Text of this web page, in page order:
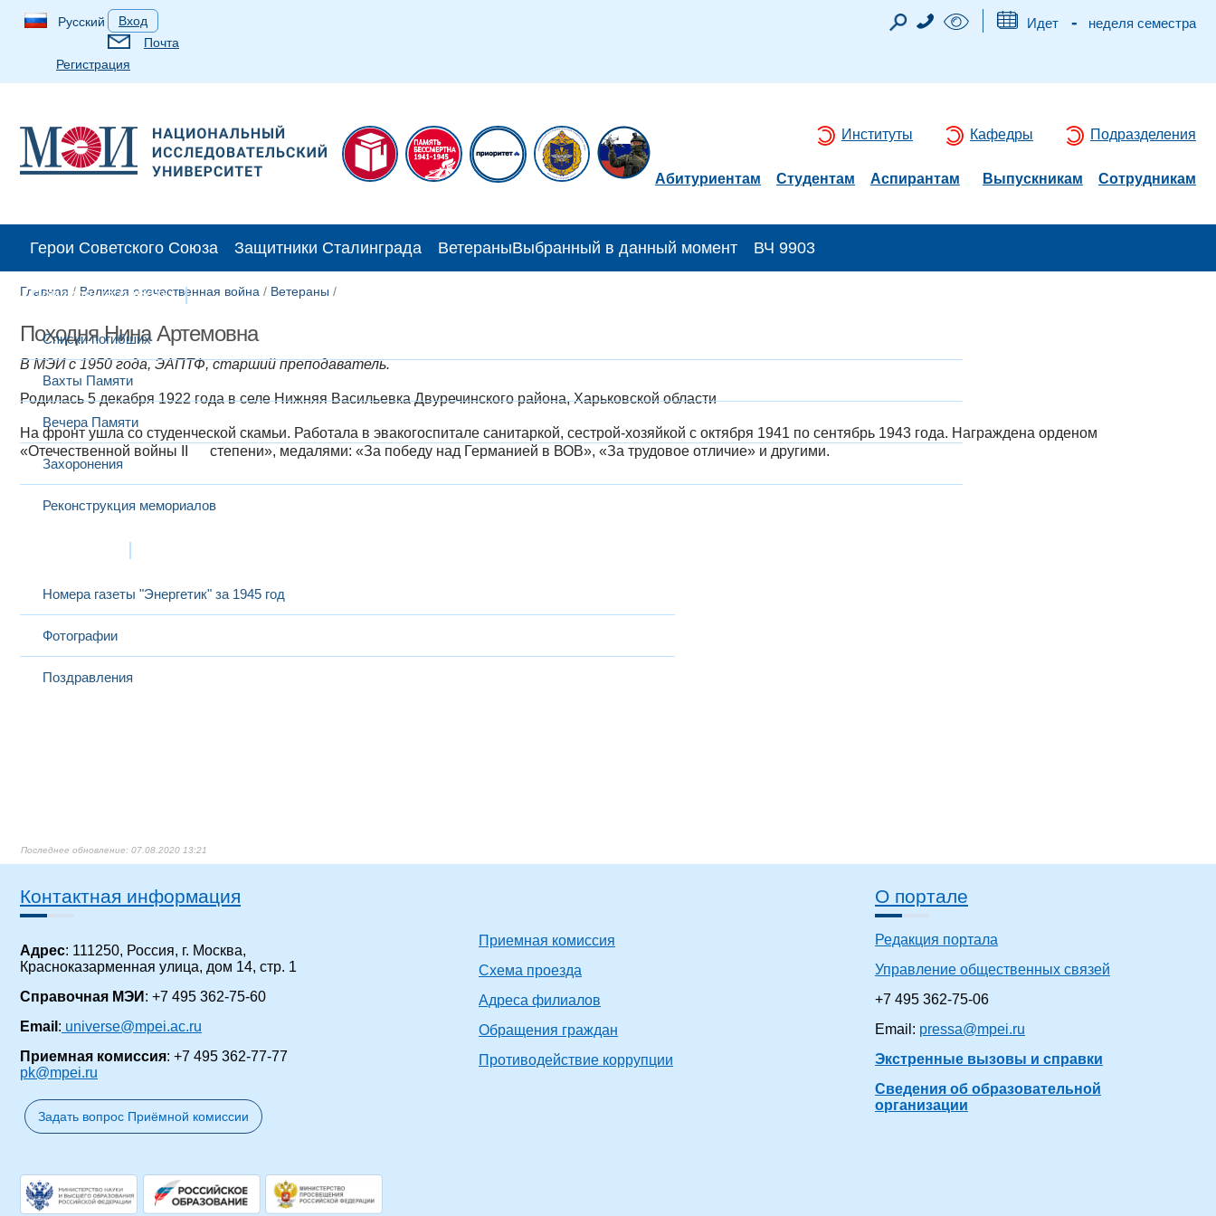
Русский
Вход
Почта
Регистрация
Идет - неделя семестра
Институты Кафедры Подразделения
Абитуриентам Студентам Аспирантам Выпускникам Сотрудникам
Герои Советского Союза Защитники Сталинграда ВетераныВыбранный в данный момент ВЧ 9903
Поисковые работы
Списки погибших
Вахты Памяти
Вечера Памяти
Захоронения
Реконструкция мемориалов
Номера газеты "Энергетик" за 1945 год
Фотографии
Поздравления
Главная / Великая отечественная война / Ветераны /
Походня Нина Артемовна
В МЭИ с 1950 года, ЭАПТФ, старший преподаватель.
Родилась 5 декабря 1922 года в селе Нижняя Васильевка Двуречинского района, Харьковской области
На фронт ушла со студенческой скамьи. Работала в эвакогоспитале санитаркой, сестрой-хозяйкой с октября 1941 по сентябрь 1943 года. Награждена орденом
«Отечественной войны II степени», медалями: «За победу над Германией в ВОВ», «За трудовое отличие» и другими.
07.08.2020 13:21
Контактная информация
Адрес: 111250, Россия, г. Москва,
Красноказарменная улица, дом 14, стр. 1
Справочная МЭИ : +7 495 362-75-60
Email : universe@mpei.ac.ru
Приемная комиссия: +7 495 362-77-77
pk@mpei.ru
Задать вопрос Приёмной комиссии
Приемная комиссия
Схема проезда
Адреса филиалов
Обращения граждан
Противодействие коррупции
О портале
Редакция портала
Управление общественных связей
+7 495 362-75-06
Email: pressa@mpei.ru
Экстренные вызовы и справки
Сведения об образовательной
организации